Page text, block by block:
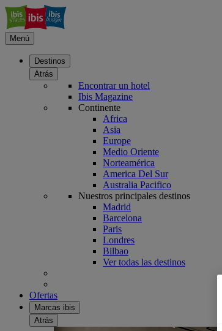
Menú
Destinos
Atrás
Encontrar un hotel
Ibis Magazine
Continente
Africa
Asia
Europe
Medio Oriente
Norteamérica
America Del Sur
Australia Pacifico
Nuestros principales destinos
Madrid
Barcelona
Paris
Londres
Bilbao
Ver todas las destinos
Ofertas
Marcas ibis
Atrás